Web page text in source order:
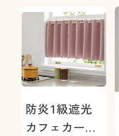
防炎1級遮光
カフェカーテ